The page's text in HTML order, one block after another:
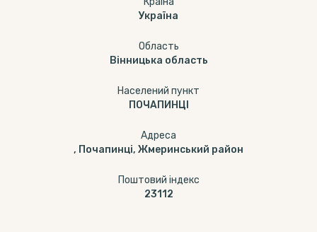
Україна
Область
Вінницька область
Населений пункт
ПОЧАПИНЦІ
Адреса
, Почапинці, Жмеринський район
Поштовий індекс
23112